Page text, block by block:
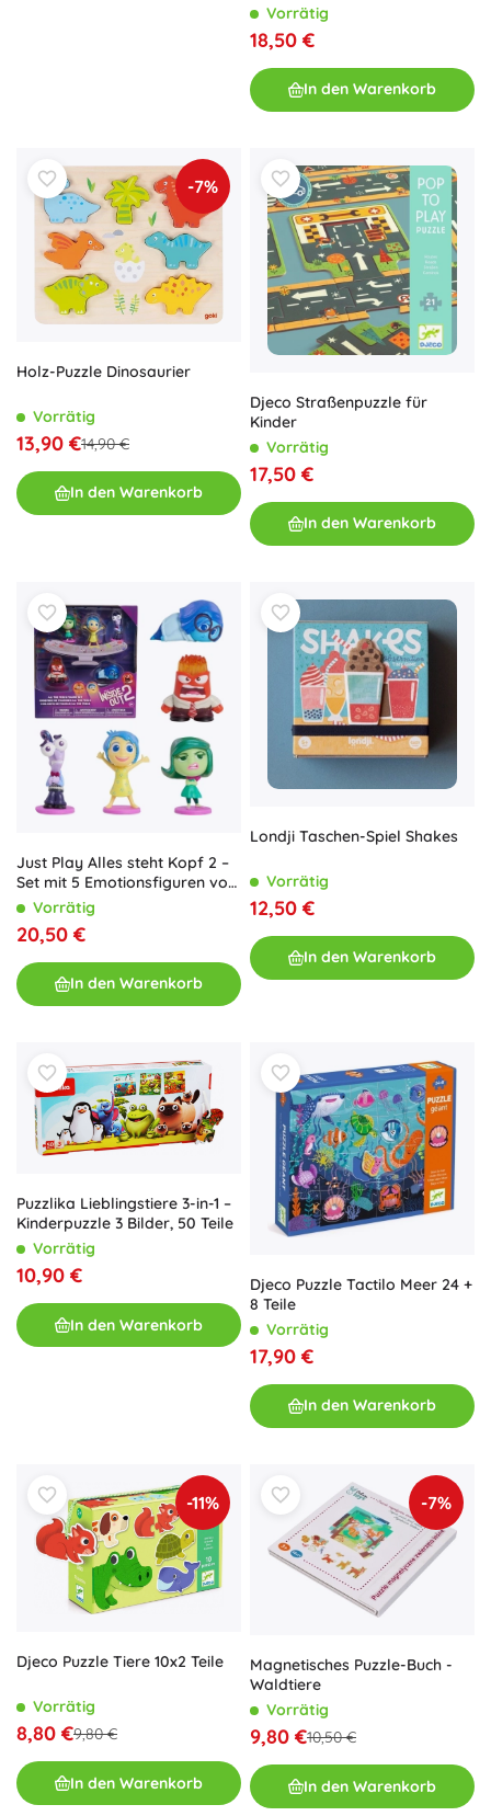
Vorrätig
18,50 €
In den Warenkorb
-7%
Holz-Puzzle Dinosaurier
Vorrätig
13,90 €14,90 €
In den Warenkorb
Djeco Straßenpuzzle für
Kinder
Vorrätig
17,50 €
In den Warenkorb
Just Play Alles steht Kopf 2 –
Set mit 5 Emotionsfiguren von
Disney Pixar
Vorrätig
20,50 €
In den Warenkorb
Londji Taschen-Spiel Shakes
Vorrätig
12,50 €
In den Warenkorb
Puzzlika Lieblingstiere 3-in-1 –
Kinderpuzzle 3 Bilder, 50 Teile
Vorrätig
10,90 €
In den Warenkorb
Djeco Puzzle Tactilo Meer 24 +
8 Teile
Vorrätig
17,90 €
In den Warenkorb
-11%
Djeco Puzzle Tiere 10x2 Teile
Vorrätig
8,80 €9,80 €
In den Warenkorb
-7%
Magnetisches Puzzle-Buch -
Waldtiere
Vorrätig
9,80 €10,50 €
In den Warenkorb